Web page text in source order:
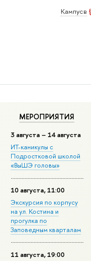
Кампус в
МЕРОПРИЯТИЯ
3 августа – 14 августа
ИТ-каникулы с
Подростковой школой
«ВыШЭ головы»
10 августа, 11:00
Экскурсия по корпусу
на ул. Костина и
прогулка по
Заповедным кварталам
11 августа, 19:00